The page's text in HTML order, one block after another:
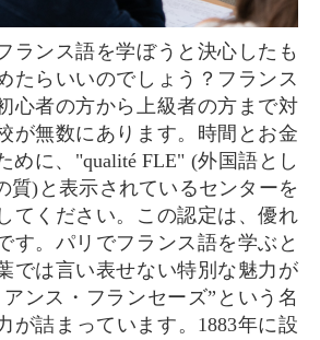
たらいいのでしょう？フランス
心者の方から上級者の方まで対
が無数にあります。時間とお金
めに、"qualité FLE" (外国語とし
質)と表示されているセンターを
てください。この認定は、優れ
す。パリでフランス語を学ぶと
では言い表せない特別な魅力が
ンス・フランセーズ”という名
が詰まっています。1883年に設